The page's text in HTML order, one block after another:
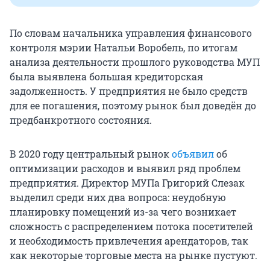
По словам начальника управления финансового
контроля мэрии Натальи Воробель, по итогам
анализа деятельности прошлого руководства МУП
была выявлена большая кредиторская
задолженность. У предприятия не было средств
для ее погашения, поэтому рынок был доведён до
предбанкротного состояния.
В 2020 году центральный рынокобъявилоб
оптимизации расходов и выявил ряд проблем
предприятия. Директор МУПа Григорий Слезак
выделил среди них два вопроса: неудобную
планировку помещений из-за чего возникает
сложность с распределением потока посетителей
и необходимость привлечения арендаторов, так
как некоторые торговые места на рынке пустуют.